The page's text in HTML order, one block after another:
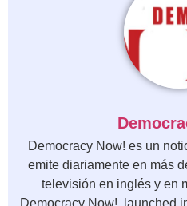
Democracy Now! es un
emite diariamente en más
televisión en inglés y en